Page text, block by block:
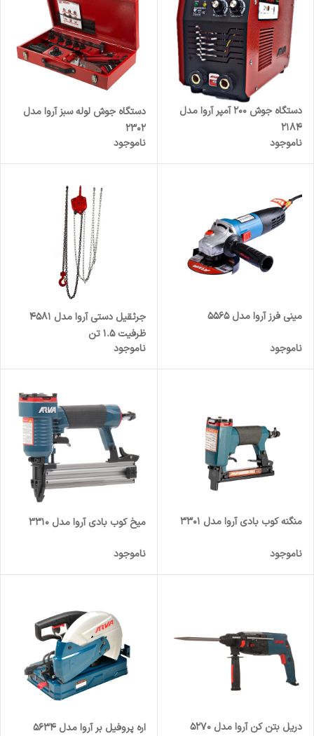
دستگاه جوش 200 آمپر آروا مدل
2184
ناموجود
دستگاه جوش لوله سبز آروا مدل
2302
ناموجود
مینی فرز آروا مدل 5565
ناموجود
جرثقیل دستی آروا مدل 4581
ظرفیت 1.5 تن
ناموجود
منگنه کوب بادی آروا مدل 3301
ناموجود
میخ کوب بادی آروا مدل 3310
ناموجود
دریل بتن کن آروا مدل 5270 اره پروفیل بر آروا مدل 5634